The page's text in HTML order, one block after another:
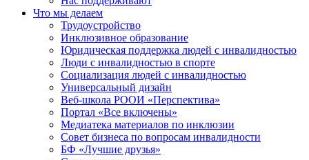
Что мы делаем
Трудоустройство
Инклюзивное образование
Юридическая поддержка людей с инвалидностью
Люди с инвалидностью в спорте
Социализация людей с инвалидностью
Универсальный дизайн
Веб-школа РООИ «Перспектива»
Портал «Все включены»
Медиатека материалов по инклюзии
Совет бизнеса по вопросам инвалидности
БФ «Лучшие друзья»